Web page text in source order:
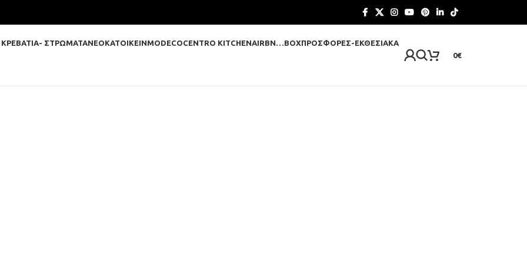
ΚΡΕΒΑΤΙΑ- ΣΤΡΩΜΑΤΑΝΕΟΚΑΤΟΙΚΕΙΝMODECOCENTRO KITCHENAIRBN…BOXΠΡΟΣΦΟΡΈΣ-ΕΚΘΕΣΙΑΚΆ
0€